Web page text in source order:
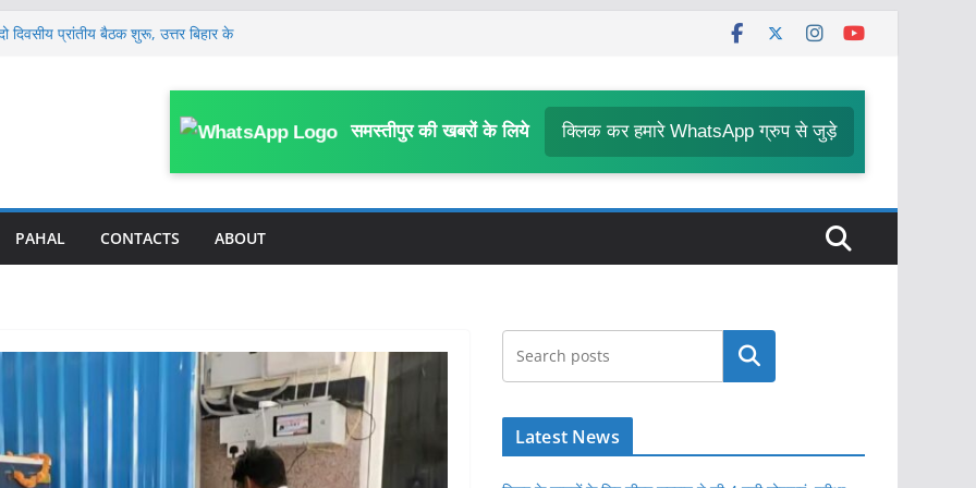
दिवसीय प्रांतीय बैठक शुरू, उत्तर बिहार के
ने की 4 बड़ी घोषणाएं, परीक्षा सुधार के लिए
अध्यक्ष रविंद्र कुमार तांती के 70वीं जयंती पर
समस्तीपुर की खबरों के लिये क्लिक कर हमारे WhatsApp ग्रुप से जुड़े
PAHAL CONTACTS ABOUT
खोजें
Latest News